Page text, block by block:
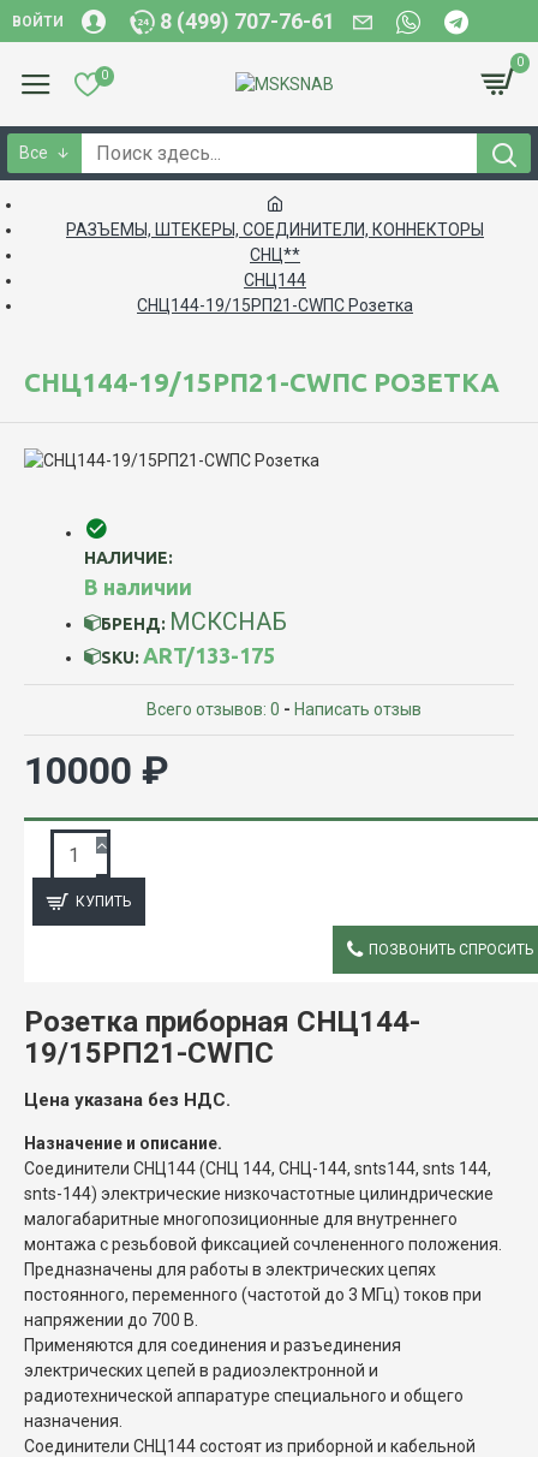
ВОЙТИ 8 (499) 707-76-61
0
0
Все
РАЗЪЕМЫ, ШТЕКЕРЫ, СОЕДИНИТЕЛИ, КОННЕКТОРЫ
СНЦ**
СНЦ144
СНЦ144-19/15РП21-CWПC Розетка
СНЦ144-19/15РП21-CWПC РОЗЕТКА
НАЛИЧИЕ:
В наличии
БРЕНД: МСКСНАБ
SKU: ART/133-175
Всего отзывов: 0 - Написать отзыв
10000 ₽
КУПИТЬ
ПОЗВОНИТЬ СПРОСИТЬ
Розетка приборная СНЦ144-
19/15РП21-CWПC
Цена указана без НДС.
Назначение и описание.
Соединители СНЦ144 (СНЦ 144, СНЦ-144, snts144, snts 144,
snts-144) электрические низкочастотные цилиндрические
малогабаритные многопозиционные для внутреннего
монтажа с резьбовой фиксацией сочлененного положения.
Предназначены для работы в электрических цепях
постоянного, переменного (частотой до 3 МГц) токов при
напряжении до 700 В.
Применяются для соединения и разъединения
электрических цепей в радиоэлектронной и
радиотехнической аппаратуре специального и общего
назначения.
Соединители СНЦ144 состоят из приборной и кабельной